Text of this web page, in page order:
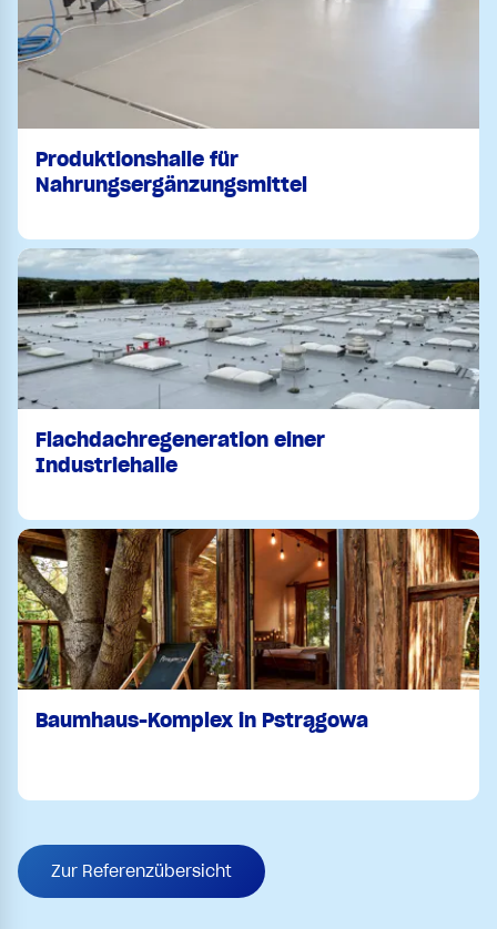
Produktionshalle für
Nahrungsergänzungsmittel
Flachdachregeneration einer
Industriehalle
Baumhaus-Komplex in Pstrągowa
Zur Referenzübersicht